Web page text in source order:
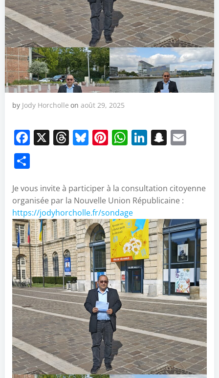
by Jody Horcholle on août 29, 2025
Facebook
X Threads
Bluesky
Pinterest
WhatsApp
LinkedIn
Je vous invite à participer à la consultation citoyenne
organisée par la Nouvelle Union Républicaine :
https://jodyhorcholle.fr/sondage